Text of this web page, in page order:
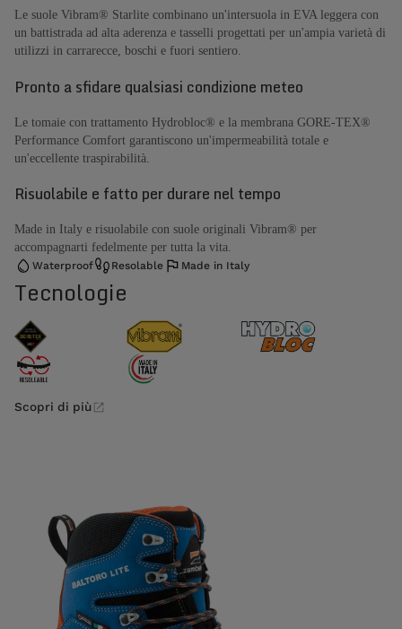
Le suole Vibram® Starlite combinano un'intersuola in EVA leggera con
un battistrada ad alta aderenza e tasselli progettati per un'ampia varietà di
utilizzi in carrarecce, boschi e fuori sentiero.
Pronto a sfidare qualsiasi condizione meteo
Le tomaie con trattamento Hydrobloc® e la membrana GORE-TEX®
Performance Comfort garantiscono un'impermeabilità totale e
un'eccellente traspirabilità.
Risuolabile e fatto per durare nel tempo
Made in Italy e risuolabile con suole originali Vibram® per
accompagnarti fedelmente per tutta la vita.
Waterproof Resolable Made in Italy
Tecnologie
Scopri di più